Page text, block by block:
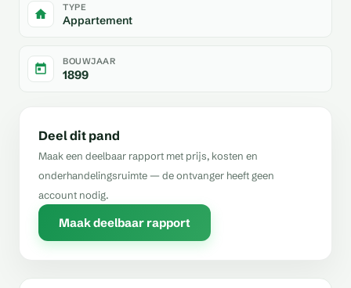
TYPE
Appartement
BOUWJAAR
1899
Deel dit pand
Maak een deelbaar rapport met prijs, kosten en
onderhandelingsruimte — de ontvanger heeft geen
account nodig.
Maak deelbaar rapport